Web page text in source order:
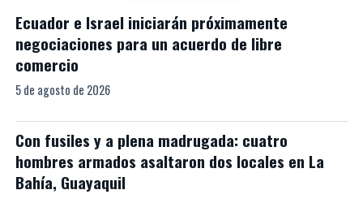
Ecuador e Israel iniciarán próximamente
negociaciones para un acuerdo de libre
comercio
5 de agosto de 2026
Con fusiles y a plena madrugada: cuatro
hombres armados asaltaron dos locales en La
Bahía, Guayaquil